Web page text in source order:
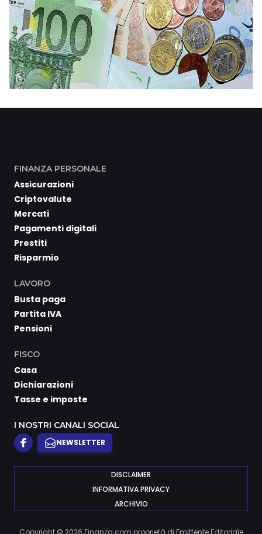
FINANZA PERSONALE
Assicurazioni
Criptovalute
Mercati
Pagamenti digitali
Prestiti
Risparmio
LAVORO
Busta paga
Partita IVA
Pensioni
FISCO
Casa
Dichiarazioni
Tasse e imposte
I NOSTRI CANALI SOCIAL
NEWSLETTER
DISCLAIMER
INFORMATIVA PRIVACY
ARCHIVIO
Copyright © 2026 Finanza.com proprietà di Emittente Editoriale